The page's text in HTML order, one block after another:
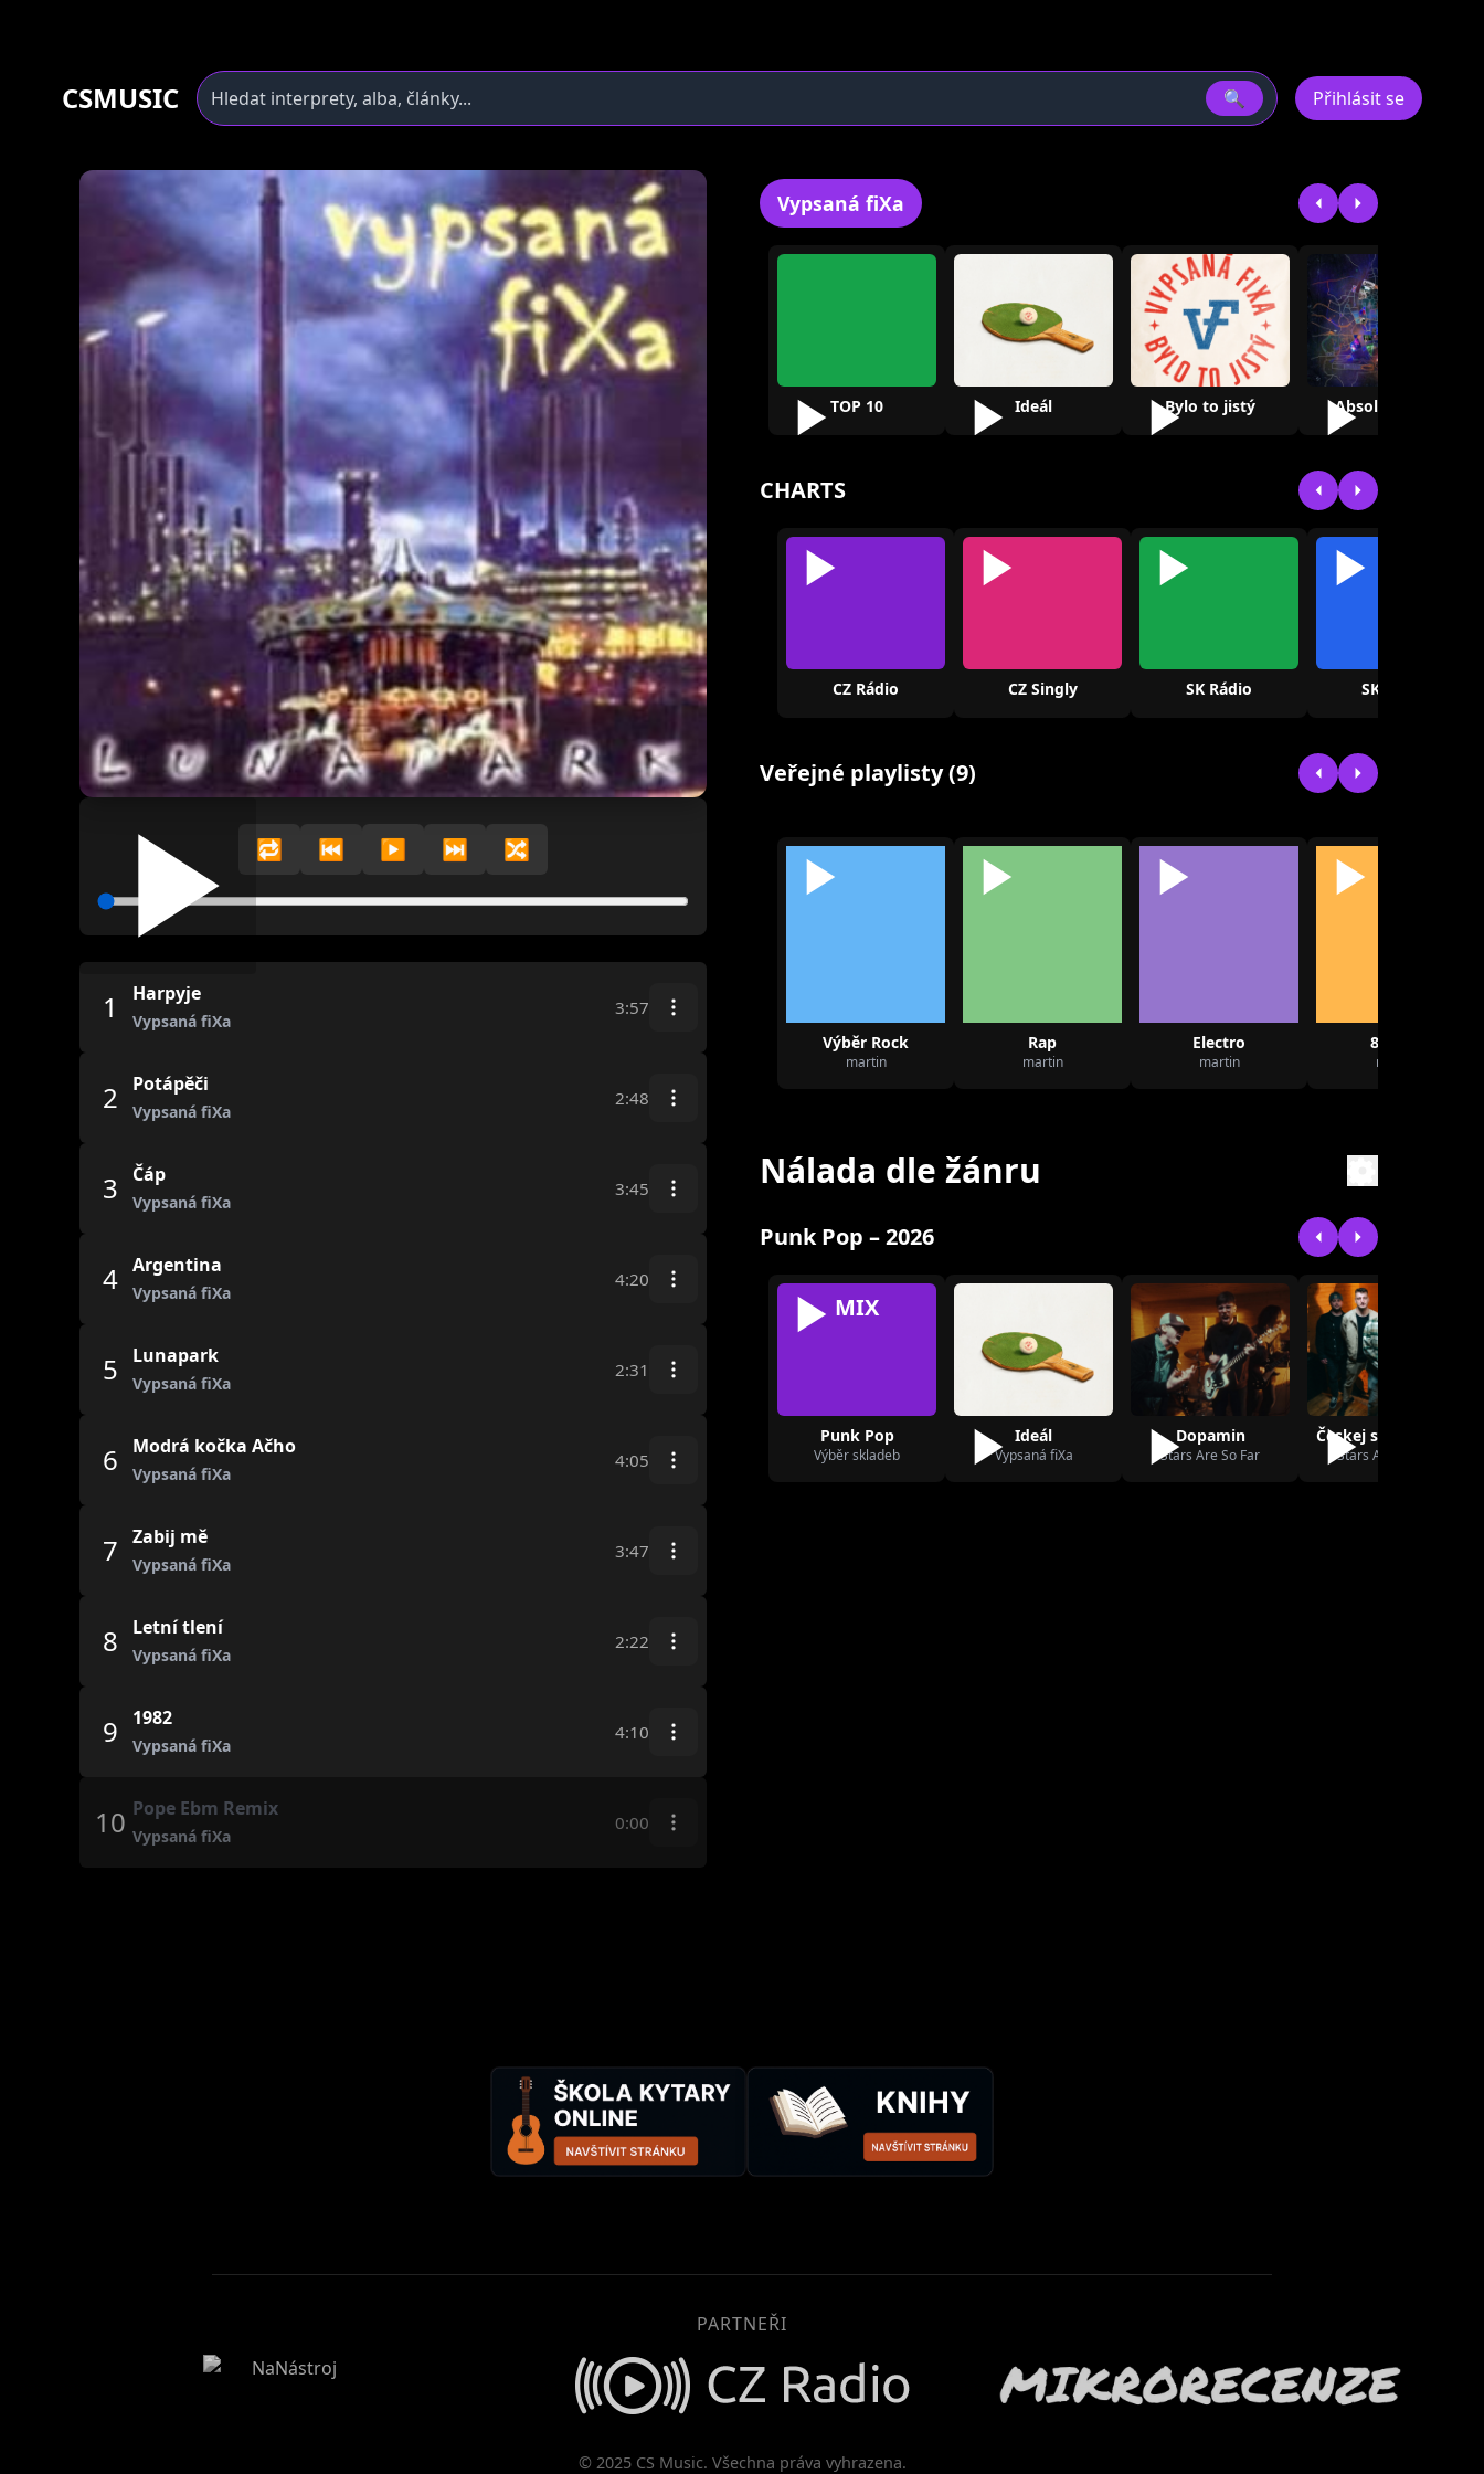
CSMUSIC 🔍 Přihlásit se
🔁 ⏮️ ▶️ ⏭️ 🔀
1 Harpyje
Vypsaná fiXa
3:57
2 Potápěči
Vypsaná fiXa
2:48
3 Čáp
Vypsaná fiXa
3:45
4 Argentina
Vypsaná fiXa
4:20
5 Lunapark
Vypsaná fiXa
2:31
6 Modrá kočka Ačho
Vypsaná fiXa
4:05
7 Zabij mě
Vypsaná fiXa
3:47
8 Letní tlení
Vypsaná fiXa
2:22
9 1982
Vypsaná fiXa
4:10
10 Pope Ebm Remix
Vypsaná fiXa
0:00
Vypsaná fiXa
TOP 10 Ideál Bylo to jistý Absolutní sen
CHARTS
CZ Rádio CZ Singly SK Rádio SK Singly
Veřejné playlisty (9)
Výběr Rock
martin
Rap
martin
Electro
martin
80 léta
martin
Nálada dle žánru
Punk Pop – 2026
MIX
Punk Pop
Výběr skladeb
Ideál
Vypsaná fiXa
Dopamin
Stars Are So Far Stars Are So Far
PARTNEŘI
© 2025 CS Music. Všechna práva vyhrazena.